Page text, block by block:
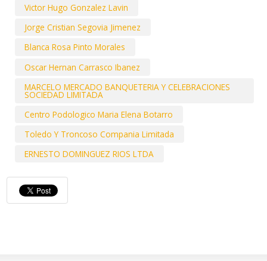
Victor Hugo Gonzalez Lavin
Jorge Cristian Segovia Jimenez
Blanca Rosa Pinto Morales
Oscar Hernan Carrasco Ibanez
MARCELO MERCADO BANQUETERIA Y CELEBRACIONES
SOCIEDAD LIMITADA
Centro Podologico Maria Elena Botarro
Toledo Y Troncoso Compania Limitada
ERNESTO DOMINGUEZ RIOS LTDA